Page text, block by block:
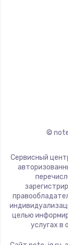
©
Сервисный
целью
услугах в